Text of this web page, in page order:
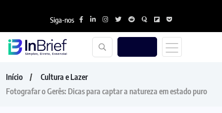
Siga-nos
Início
Cultura e Lazer
Fotografar o Gerês: Dicas para captar a natureza em estado puro